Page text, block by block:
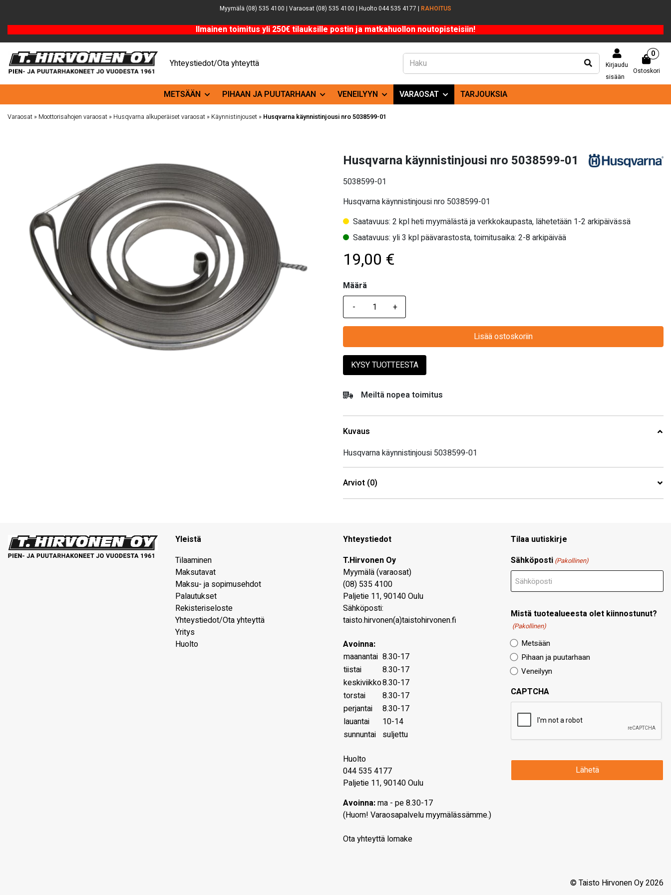
Myymälä (08) 535 4100 | Varaosat (08) 535 4100 | Huolto 044 535 4177 | RAHOITUS
Ilmainen toimitus yli 250€ tilauksille postin ja matkahuollon noutopisteisiin!
Yhteystiedot/Ota yhteyttä
Kirjaudu
sisään
Ostoskori
0
METSÄÄN PIHAAN JA PUUTARHAAN VENEILYYN VARAOSAT TARJOUKSIA
Varaosat » Moottorisahojen varaosat » Husqvarna alkuperäiset varaosat » Käynnistinjouset » Husqvarna käynnistinjousi nro 5038599-01
Husqvarna käynnistinjousi nro 5038599-01
5038599-01
Husqvarna käynnistinjousi nro 5038599-01
Saatavuus: 2 kpl heti myymälästä ja verkkokaupasta, lähetetään 1-2 arkipäivässä
Saatavuus: yli 3 kpl päävarastosta, toimitusaika: 2-8 arkipäivää
19,00 €
Määrä
Määrä
Lisää ostoskoriin
KYSY TUOTTEESTA
Meiltä nopea toimitus
Kuvaus
Husqvarna käynnistinjousi 5038599-01
Arviot (0)
Yleistä
Tilaaminen
Maksutavat
Maksu- ja sopimusehdot
Palautukset
Rekisteriseloste
Yhteystiedot/Ota yhteyttä
Yritys
Huolto
Yhteystiedot
T.Hirvonen Oy
Myymälä (varaosat)
(08) 535 4100
Paljetie 11,90140Oulu
Sähköposti:
taisto.hirvonen(a)taistohirvonen.fi
Avoinna:
maanantai 8.30-17
tiistai
8.30-17
keskiviikko8.30-17
torstai
8.30-17
perjantai
8.30-17
lauantai
10-14
sunnuntai suljettu
Huolto
044 535 4177
Paljetie 11, 90140 Oulu
Avoinna:ma - pe 8.30-17
(Huom! Varaosapalvelu myymälässämme.)
Ota yhteyttä lomake
Tilaa uutiskirje
Sähköposti (Pakollinen)
Mistä tuotealueesta olet kiinnostunut?
(Pakollinen)
Metsään
Pihaan ja puutarhaan
Veneilyyn
CAPTCHA
© Taisto Hirvonen Oy 2026